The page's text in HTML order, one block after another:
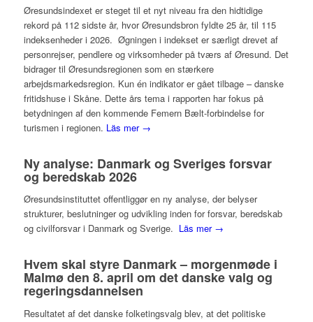
Øresundsindexet er steget til et nyt niveau fra den hidtidige
rekord på 112 sidste år, hvor Øresundsbron fyldte 25 år, til 115
indeksenheder i 2026. Øgningen i indekset er særligt drevet af
personrejser, pendlere og virksomheder på tværs af Øresund. Det
bidrager til Øresundsregionen som en stærkere
arbejdsmarkedsregion. Kun én indikator er gået tilbage – danske
fritidshuse i Skåne. Dette års tema i rapporten har fokus på
betydningen af den kommende Femern Bælt-forbindelse for
turismen i regionen. Läs mer →
Ny analyse: Danmark og Sveriges forsvar
og beredskab 2026
Øresundsinstituttet offentliggør en ny analyse, der belyser
strukturer, beslutninger og udvikling inden for forsvar, beredskab
og civilforsvar i Danmark og Sverige. Läs mer →
Hvem skal styre Danmark – morgenmøde i
Malmø den 8. april om det danske valg og
regeringsdannelsen
Resultatet af det danske folketingsvalg blev, at det politiske